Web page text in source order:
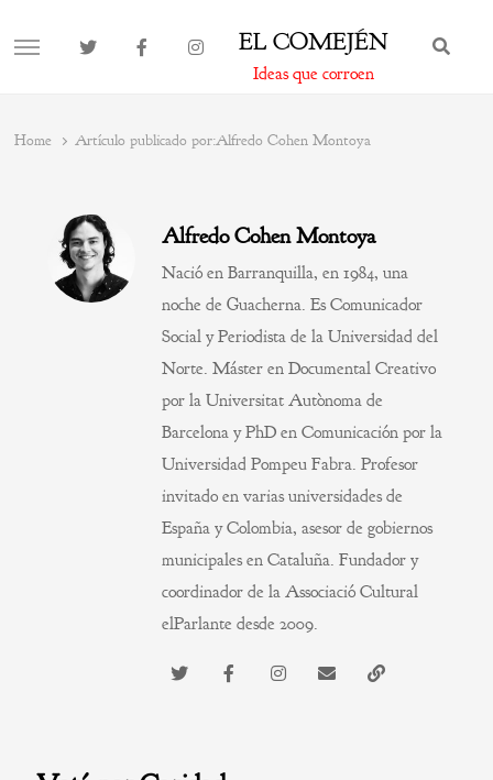
MENU EL COMEJÉN
Ideas que corroen
Home Artículo publicado por:Alfredo Cohen Montoya
Alfredo Cohen Montoya
Nació en Barranquilla, en 1984, una
noche de Guacherna. Es Comunicador
Social y Periodista de la Universidad del
Norte. Máster en Documental Creativo
por la Universitat Autònoma de
Barcelona y PhD en Comunicación por la
Universidad Pompeu Fabra. Profesor
invitado en varias universidades de
España y Colombia, asesor de gobiernos
municipales en Cataluña. Fundador y
coordinador de la Associació Cultural
elParlante desde 2009.